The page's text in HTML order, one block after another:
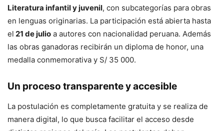
Literatura infantil y juvenil, con subcategorías para obras
en lenguas originarias. La participación está abierta hasta
el 21 de julio a autores con nacionalidad peruana. Además
las obras ganadoras recibirán un diploma de honor, una
medalla conmemorativa y S/ 35 000.
Un proceso transparente y accesible
La postulación es completamente gratuita y se realiza de
manera digital, lo que busca facilitar el acceso desde